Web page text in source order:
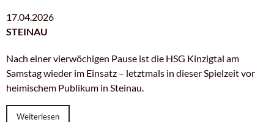
17.04.2026
STEINAU
Nach einer vierwöchigen Pause ist die HSG Kinzigtal am
Samstag wieder im Einsatz – letztmals in dieser Spielzeit vor
heimischem Publikum in Steinau.
Weiterlesen